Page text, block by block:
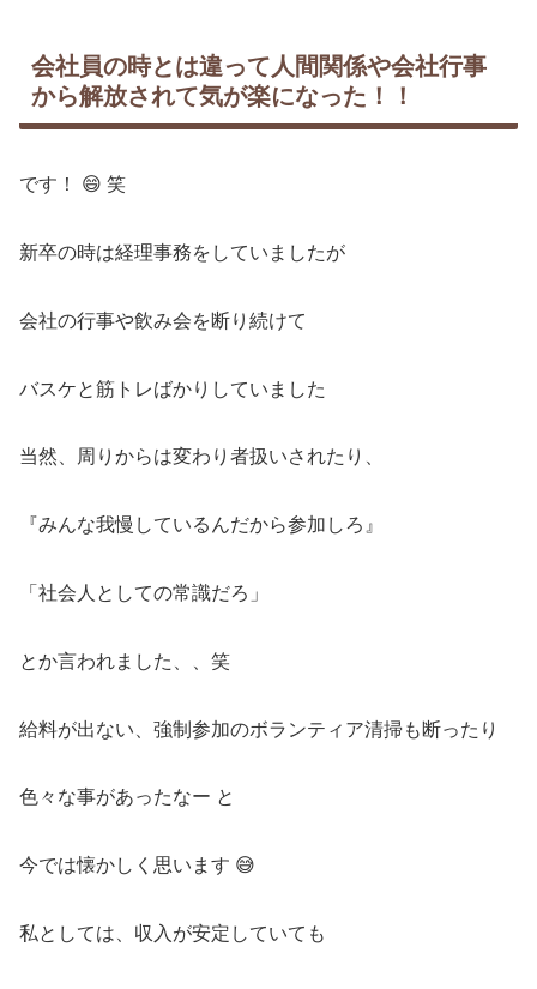
会社員の時とは違って人間関係や会社行事
から解放されて気が楽になった！！
です！ 😄 笑
新卒の時は経理事務をしていましたが
会社の行事や飲み会を断り続けて
バスケと筋トレばかりしていました
当然、周りからは変わり者扱いされたり、
『みんな我慢しているんだから参加しろ』
「社会人としての常識だろ」
とか言われました、、笑
給料が出ない、強制参加のボランティア清掃も断ったり
色々な事があったなー と
今では懐かしく思います 😅
私としては、収入が安定していても